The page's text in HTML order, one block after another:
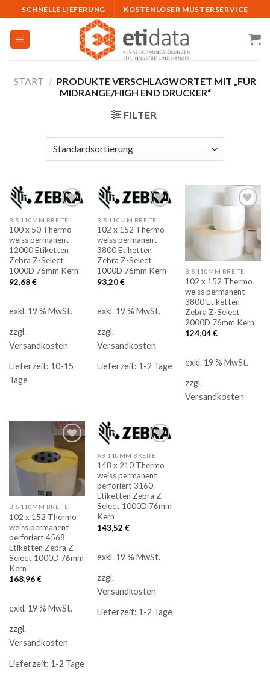
to
content
SCHNELLE LIEFERUNG KOSTENLOSER MUSTERSERVICE
START / PRODUKTE VERSCHLAGWORTET MIT „FÜR
MIDRANGE/HIGH END DRUCKER“
FILTER
Auf
die
Merkliste
BIS 110MM BREITE
100 x 50 Thermo
weiss permanent
12000 Etiketten
Zebra Z-Select
1000D 76mm Kern
92,68€
exkl. 19 % MwSt.
zzgl.
Versandkosten
Lieferzeit: 10-15
Tage
Auf
die
Merkliste
BIS 110MM BREITE
102 x 152 Thermo
weiss permanent
3800 Etiketten
Zebra Z-Select
1000D 76mm Kern
93,20€
exkl. 19 % MwSt.
zzgl.
Versandkosten
Lieferzeit: 1-2 Tage
Auf
Merkliste
BIS 110MM BREITE
102 x 152 Thermo
weiss permanent
3800 Etiketten
Zebra Z-Select
2000D 76mm Kern
124,04€
exkl. 19 % MwSt.
zzgl.
Versandkosten
Auf
die
Merkliste
BIS 110MM BREITE
102 x 152 Thermo
weiss permanent
perforiert 4568
Etiketten Zebra Z-
Select 1000D 76mm
Kern
168,96€
exkl. 19 % MwSt.
zzgl.
Versandkosten
Lieferzeit: 1-2 Tage
Auf
die
Merkliste
AB 110MM BREITE
148 x 210 Thermo
weiss permanent
perforiert 3160
Etiketten Zebra Z-
Select 1000D 76mm
Kern
143,52 €
exkl. 19 % MwSt.
zzgl.
Versandkosten
Lieferzeit: 1-2 Tage